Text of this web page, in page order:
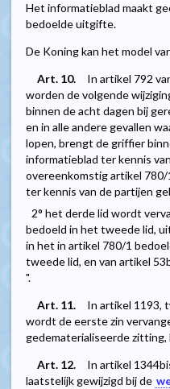
Het informatieblad maakt
bedoelde uitgifte.
De Koning kan het model
Art. 10.
In artikel 792
worden de volgende
binnen de acht dagen bij
en in alle andere gevallen
lopen, brengt de griffier
informatieblad ter kennis
overeenkomstig artikel 780/
ter kennis van de partijen
2° het derde lid wordt
bedoeld in het tweede lid,
in het in artikel 780/1
tweede lid, en van artikel
".
Art. 11.
In artikel 1193,
wordt de eerste zin
gedematerialiseerde zitting,
Art. 12.
In artikel
laatstelijk gewijzigd bij de